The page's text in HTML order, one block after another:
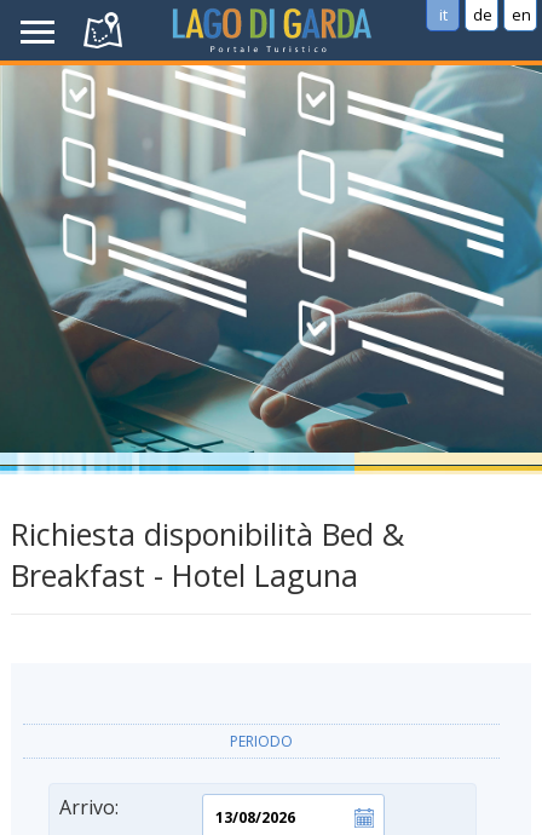
it de en
Richiesta disponibilità Bed &
Breakfast - Hotel Laguna
PERIODO
Arrivo: